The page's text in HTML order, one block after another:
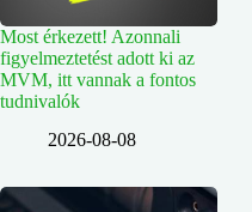
Most érkezett! Azonnali
figyelmeztetést adott ki az
MVM, itt vannak a fontos
tudnivalók
2026-08-08